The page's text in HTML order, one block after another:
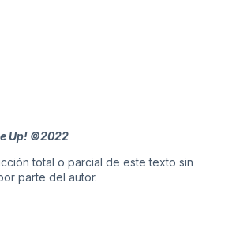
Up! ©2022
total o parcial de este texto sin
parte del autor.